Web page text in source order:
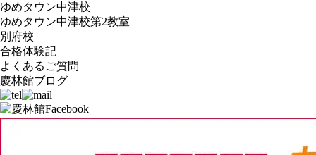
ゆめタウン中津校
ゆめタウン中津校第2教室
別府校
合格体験記
よくあるご質問
慶林館ブログ